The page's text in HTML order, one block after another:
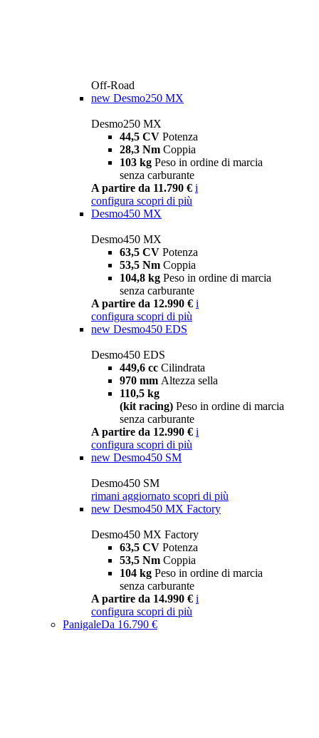
Off-Road
new Desmo250 MX
Desmo250 MX
44,5 CV Potenza
28,3 Nm Coppia
103 kg Peso in ordine di marcia
senza carburante
A partire da 11.790 € i
configura scopri di più
Desmo450 MX
Desmo450 MX
63,5 CV Potenza
53,5 Nm Coppia
104,8 kg Peso in ordine di marcia
senza carburante
A partire da 12.990 € i
configura scopri di più
new Desmo450 EDS
Desmo450 EDS
449,6 cc Cilindrata
970 mm Altezza sella
110,5 kg
(kit racing) Peso in ordine di marcia
senza carburante
A partire da 12.990 € i
configura scopri di più
new Desmo450 SM
Desmo450 SM
rimani aggiornato scopri di più
new Desmo450 MX Factory
Desmo450 MX Factory
63,5 CV Potenza
53,5 Nm Coppia
104 kg Peso in ordine di marcia
senza carburante
A partire da 14.990 € i
configura scopri di più
PanigaleDa 16.790 €